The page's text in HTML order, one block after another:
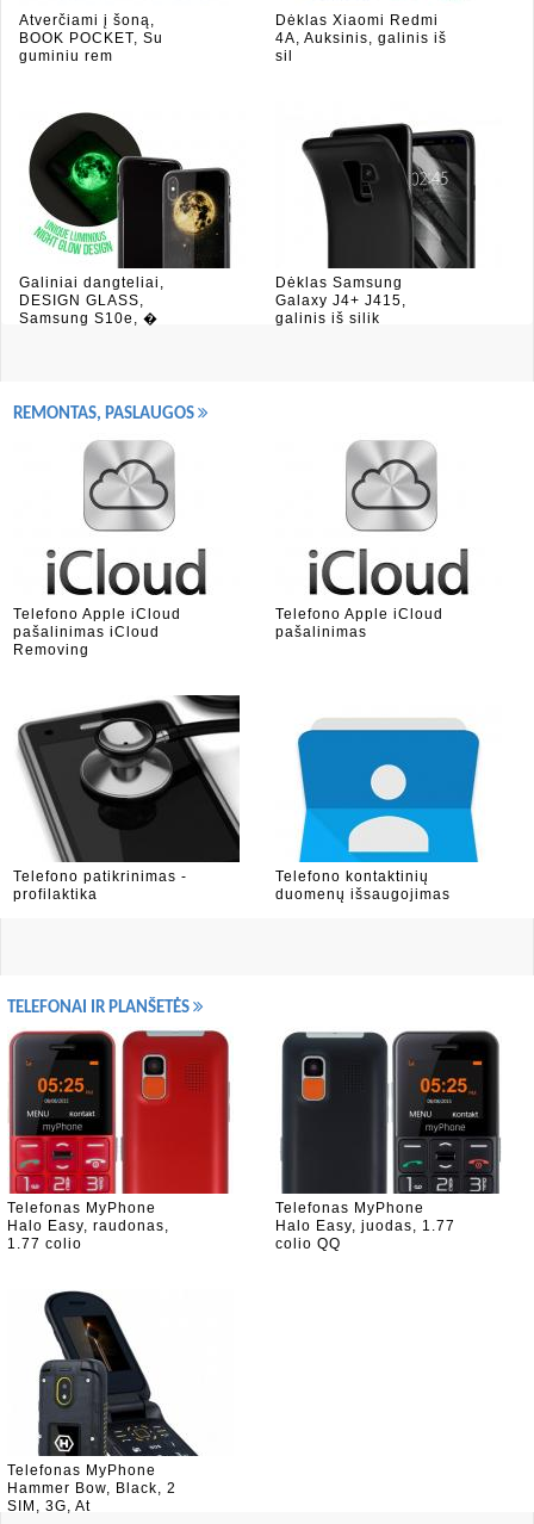
Atverčiami į šoną,
BOOK POCKET, Su
guminiu rem
Dėklas Xiaomi Redmi
4A, Auksinis, galinis iš
sil
Galiniai dangteliai,
DESIGN GLASS,
Samsung S10e, �
Dėklas Samsung
Galaxy J4+ J415,
galinis iš silik
REMONTAS, PASLAUGOS
Telefono Apple iCloud
pašalinimas iCloud
Removing
Telefono Apple iCloud
pašalinimas
Telefono patikrinimas -
profilaktika
Telefono kontaktinių
duomenų išsaugojimas
TELEFONAI IR PLANŠETĖS
Telefonas MyPhone
Halo Easy, raudonas,
1.77 colio
Telefonas MyPhone
Halo Easy, juodas, 1.77
colio QQ
Telefonas MyPhone
Hammer Bow, Black, 2
SIM, 3G, At